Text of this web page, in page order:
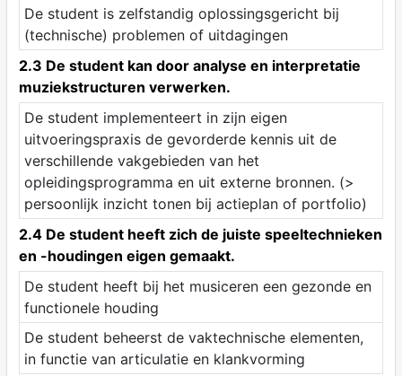
De student is zelfstandig oplossingsgericht bij
(technische) problemen of uitdagingen
2.3 De student kan door analyse en interpretatie
muziekstructuren verwerken.
De student implementeert in zijn eigen
uitvoeringspraxis de gevorderde kennis uit de
verschillende vakgebieden van het
opleidingsprogramma en uit externe bronnen. (>
persoonlijk inzicht tonen bij actieplan of portfolio)
2.4 De student heeft zich de juiste speeltechnieken
en -houdingen eigen gemaakt.
De student heeft bij het musiceren een gezonde en
functionele houding
De student beheerst de vaktechnische elementen,
in functie van articulatie en klankvorming